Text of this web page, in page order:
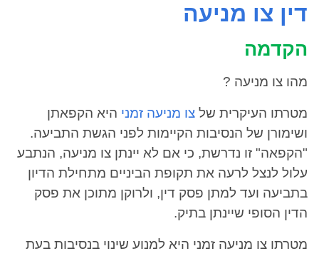
דין צו מניעה
הקדמה
מהו צו מניעה ?
מטרתו העיקרית של צו מניעה זמני היא הקפאתן
ושימורן של הנסיבות הקיימות לפני הגשת התביעה.
"הקפאה" זו נדרשת, כי אם לא יינתן צו מניעה, הנתבע
עלול לנצל לרעה את תקופת הביניים מתחילת הדיון
בתביעה ועד למתן פסק דין, ולרוקן מתוכן את פסק
הדין הסופי שיינתן בתיק.
מטרתו צו מניעה זמני היא למנוע שינוי בנסיבות בעת